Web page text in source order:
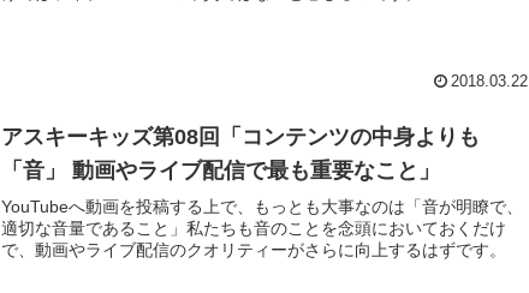
2018.03.22
アスキーキッズ第08回「コンテンツの中身よりも
「音」 動画やライブ配信で最も重要なこと」
YouTubeへ動画を投稿する上で、もっとも大事なのは「音が明瞭で、
適切な音量であること」私たちも音のことを念頭においておくだけ
で、動画やライブ配信のクオリティーがさらに向上するはずです。